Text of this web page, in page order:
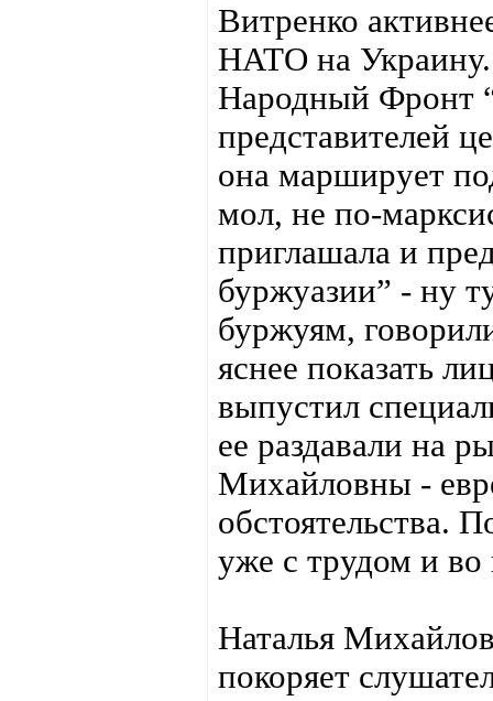
Витренко
НАТО на Украину.
Народный Фронт
представителей
она марширует
мол, не по-
приглашала и
буржуазии” - ну
буржуям,
яснее показать
выпустил
ее раздавали на
Михайловны -
обстоятельства.
уже с трудом и во
Наталья
покоряет